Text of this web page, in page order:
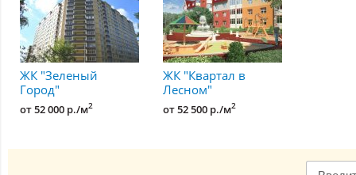
ЖК "Зеленый
Город"
от 52 000 р./м2
ЖК "Квартал в
Лесном"
от 52 500 р./м2